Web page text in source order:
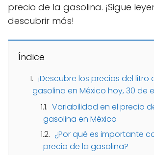
precio de la gasolina. ¡Sigue
descubrir más!
Índice
¡Descubre los precios del litro
gasolina en México hoy, 30 de
Variabilidad en el precio
gasolina en México
¿Por qué es importante
precio de la gasolina?